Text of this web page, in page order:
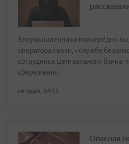
Злоумышленники поочерёдно
оператора связи, «службу
сотрудника Центрального банка,
сбережения
сегодня, 04:25
Опасная